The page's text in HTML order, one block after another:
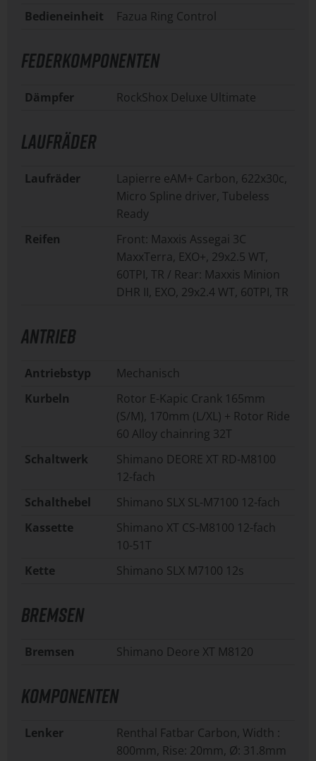
Bedieneinheit
Fazua Ring Control
FEDERKOMPONENTEN
Dämpfer RockShox Deluxe Ultimate
LAUFRÄDER
Laufräder
Lapierre eAM+ Carbon, 622x30c,
Micro Spline driver, Tubeless
Ready
Reifen
Front: Maxxis Assegai 3C
MaxxTerra, EXO+, 29x2.5 WT,
60TPI, TR / Rear: Maxxis Minion
DHR II, EXO, 29x2.4 WT, 60TPI, TR
ANTRIEB
Antriebstyp
Mechanisch
Kurbeln
Rotor E-Kapic Crank 165mm
(S/M), 170mm (L/XL) + Rotor Ride
60 Alloy chainring 32T
Schaltwerk
Shimano DEORE XT RD-M8100
12-fach
Schalthebel
Shimano SLX SL-M7100 12-fach
Kassette
Shimano XT CS-M8100 12-fach
10-51T
Kette
Shimano SLX M7100 12s
BREMSEN
Bremsen Shimano Deore XT M8120
KOMPONENTEN
Lenker
Renthal Fatbar Carbon, Width :
800mm, Rise: 20mm, Ø: 31.8mm